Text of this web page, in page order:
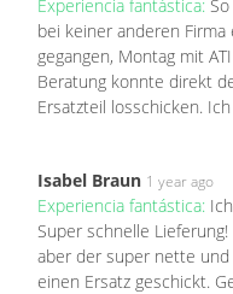
Experiencia fantástica:
bei keiner anderen
gegangen, Montag mit
Beratung konnte direkt
Ersatzteil losschicken.
Isabel Braun 1 year ago
Experiencia fantástica:
Super schnelle
aber der super nette
einen Ersatz geschickt.